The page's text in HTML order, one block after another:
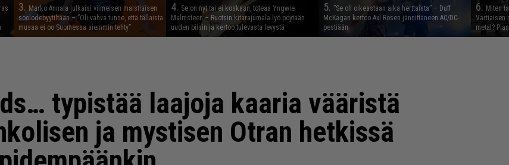
3. Marko Annala julkaisi viimeisen maistiaisen
soolodebyytiltään – ”Oli vahva tunne, että tällaista
musaa ei oo Suomessa aiemmin tehty”
4. Se on nyt tai ei koskaan, toteaa Yngwie
Malmsteen – Ruotsin kitarajumala lyö pöytään
uuden biisin ja kertoo tulevasta levystä
5. ”Se oli oikeastaan aika herttaista” – Duff
McKagan kertoo Axl Rosen jännittäneen AC/DC-
pestiään
6. Miten
Vartiaisen
metal?
typistää laajoja kaaria vääristä
ja mystisen Otran hetkissä